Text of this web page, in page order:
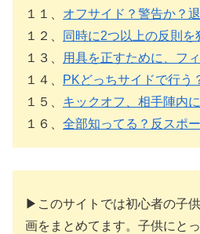
１１、 オフサイド？警告か？
１２、
同時に2つ以上の反則を
１３、
用具を正すために、フ
１４、
PKどっちサイドで行う
１５、 キックオフ、相手陣内
１６、 全部知ってる？反スポ
▶このサイトでは初心者の子
画をまとめてます。子供にと